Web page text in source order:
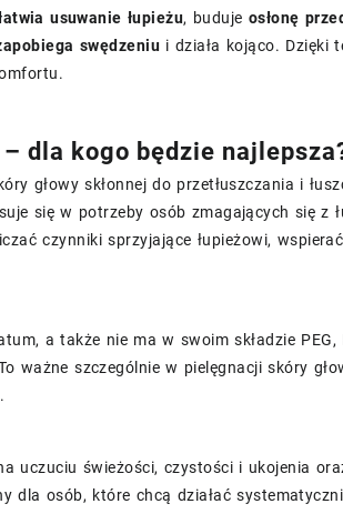
usuwanie łupieżu, buduje osłonę
swędzeniu i działa kojąco. Dzięki
dla kogo będzie
głowy skłonnej do przetłuszczania i
się w potrzeby osób zmagających się z
czynniki sprzyjające łupieżowi,
a także nie ma w swoim składzie PEG,
ważne szczególnie w pielęgnacji skóry
uczuciu świeżości, czystości i ukojenia
dla osób, które chcą działać